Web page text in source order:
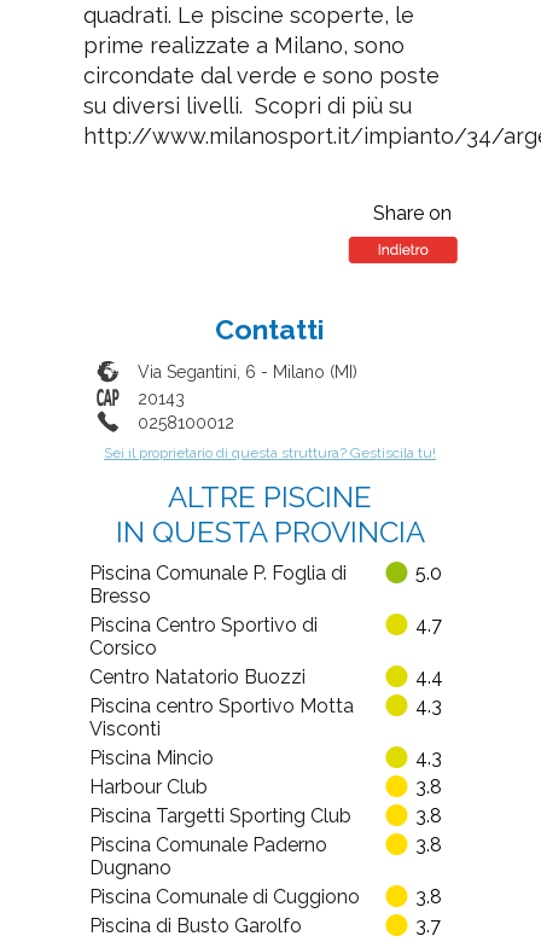
quadrati. Le piscine scoperte, le
prime realizzate a Milano, sono
circondate dal verde e sono poste
su diversi livelli. Scopri di più su
http://www.milanosport.it/impianto/34/
Share on
Contatti
Via Segantini, 6 - Milano (MI )
20143
0258100012
Sei il proprietario di questa struttura? Gestiscila tu!
ALTRE PISCINE
IN QUESTA PROVINCIA
Piscina Comunale P. Foglia di
Bresso
5.0
Piscina Centro Sportivo di
Corsico
4.7
Centro Natatorio Buozzi
4.4
Piscina centro Sportivo Motta
Visconti
4.3
Piscina Mincio
4.3
Harbour Club
3.8
Piscina Targetti Sporting Club
3.8
Piscina Comunale Paderno
Dugnano
3.8
Piscina Comunale di Cuggiono
3.8
Piscina di Busto Garolfo
3.7